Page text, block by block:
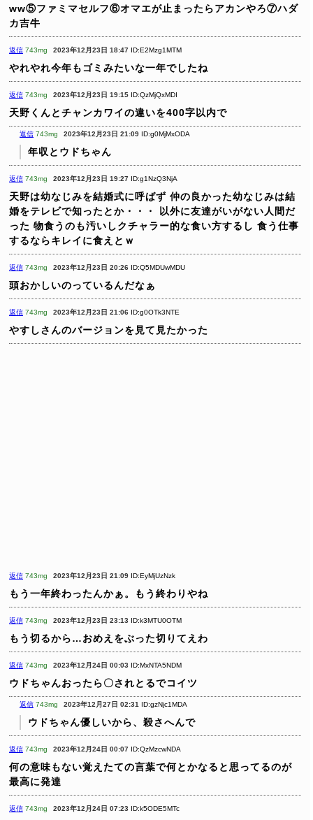
ww⑤ファミマセルフ⑥オマエが止まったらアカンやろ⑦ハダ
カ吉牛
返信 743mg 2023年12月23日 18:47 ID:E2Mzg1MTM
やれやれ今年もゴミみたいな一年でしたね
返信 743mg 2023年12月23日 19:15 ID:QzMjQxMDI
天野くんとチャンカワイの違いを400字以内で
返信 743mg 2023年12月23日 21:09 ID:g0MjMxODA
年収とウドちゃん
返信 743mg 2023年12月23日 19:27 ID:g1NzQ3NjA
天野は幼なじみを結婚式に呼ばず 仲の良かった幼なじみは結
婚をテレビで知ったとか・・・
以外に友達がいがない人間だ
った 物食うのも汚いしクチャラー的な食い方するし 食う仕事
するならキレイに食えとｗ
返信 743mg 2023年12月23日 20:26 ID:Q5MDUwMDU
頭おかしいのっているんだなぁ
返信 743mg 2023年12月23日 21:06 ID:g0OTk3NTE
やすしさんのバージョンを見て見たかった
返信 743mg 2023年12月23日 21:09 ID:EyMjUzNzk
もう一年終わったんかぁ。もう終わりやね
返信 743mg 2023年12月23日 23:13 ID:k3MTU0OTM
もう切るから…おめえをぶった切りてえわ
返信 743mg 2023年12月24日 00:03 ID:MxNTA5NDM
ウドちゃんおったら〇されとるでコイツ
返信 743mg 2023年12月27日 02:31 ID:gzNjc1MDA
ウドちゃん優しいから、殺さへんで
返信 743mg 2023年12月24日 00:07 ID:QzMzcwNDA
何の意味もない覚えたての言葉で何とかなると思ってるのが
最高に発達
返信 743mg 2023年12月24日 07:23 ID:k5ODE5MTc